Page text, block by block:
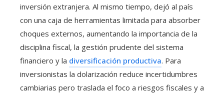
inversión extranjera. Al mismo tiempo, dejó al país
con una caja de herramientas limitada para absorber
choques externos, aumentando la importancia de la
disciplina fiscal, la gestión prudente del sistema
financiero y la diversificación productiva. Para
inversionistas la dolarización reduce incertidumbres
cambiarias pero traslada el foco a riesgos fiscales y a